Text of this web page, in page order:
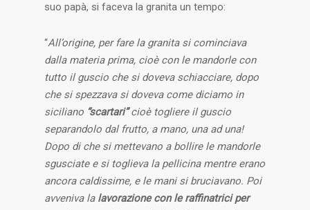
suo papà, si faceva la granita un tempo:
“All’origine, per fare la granita si cominciava
dalla materia prima, cioè con le mandorle con
tutto il guscio che si doveva schiacciare, dopo
che si spezzava si doveva come diciamo in
siciliano “scartari”cioè togliere il guscio
separandolo dal frutto, a mano, una ad una!
Dopo di che si mettevano a bollire le mandorle
sgusciate e si toglieva la pellicina mentre erano
ancora caldissime, e le mani si bruciavano. Poi
avveniva la lavorazione con le raffinatrici per